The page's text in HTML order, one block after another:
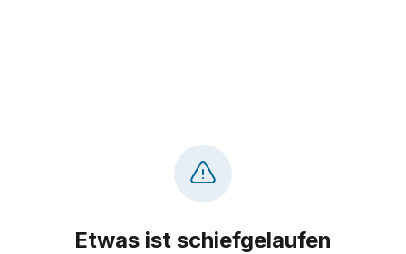
Etwas ist schiefgelaufen